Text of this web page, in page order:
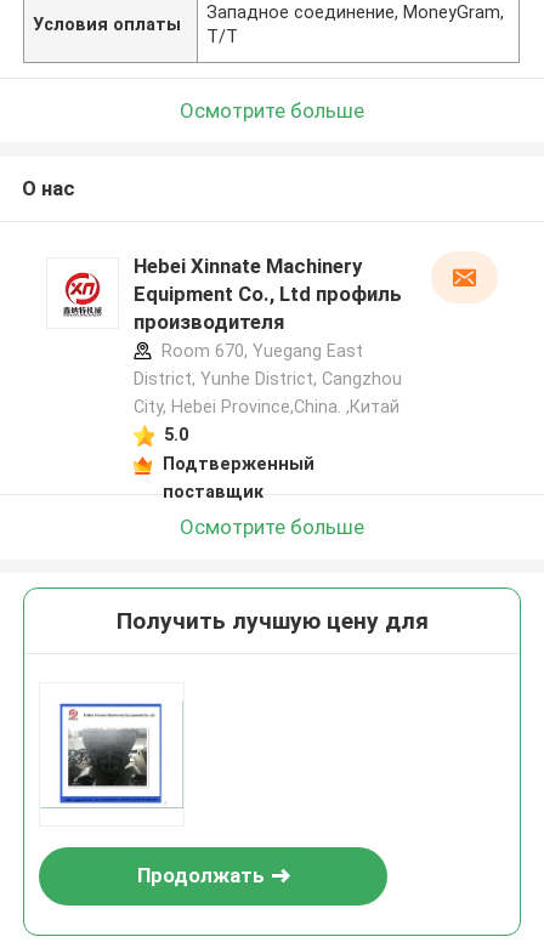
Условия оплаты
Западное соединение, MoneyGram,
T/T
Осмотрите больше
О нас
Hebei Xinnate Machinery
Equipment Co., Ltd профиль
производителя
Room 670, Yuegang East
District, Yunhe District, Cangzhou
City, Hebei Province,China. ,Китай
5.0
Подтверженный
поставщик
Осмотрите больше
Получить лучшую цену для
Продолжать